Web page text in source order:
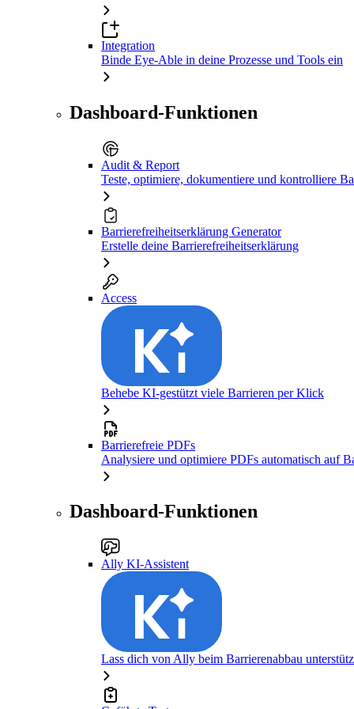
Integration
Binde Eye-Able in deine Prozesse und Tools ein
Dashboard-Funktionen
Audit & Report
Teste, optimiere, dokumentiere und kontrolliere
Barrierefreiheitserklärung Generator
Erstelle deine Barrierefreiheitserklärung
Access
Behebe KI-gestützt viele Barrieren per Klick
Barrierefreie PDFs
Analysiere und optimiere PDFs automatisch auf
Dashboard-Funktionen
Ally KI-Assistent
Lass dich von Ally beim Barrierenabbau